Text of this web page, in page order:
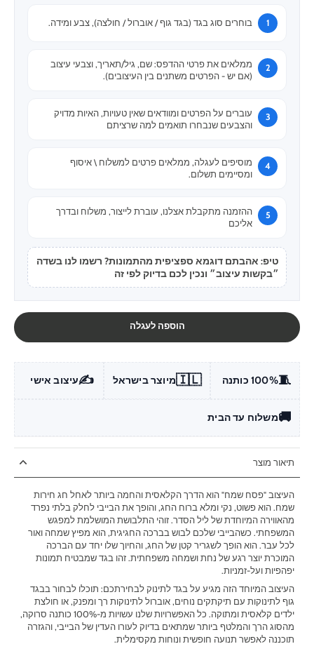
בוחרים סוג בגד (בגד גוף / אוברול / חולצה), צבע ומידה.
ממלאים את פרטי ההדפס: שם, גיל/תאריך, וצבעי עיצוב
(אם יש - הפרטים משתנים בין העיצובים).
עוברים על הפרטים ומוודאים שאין טעויות, האיות מדויק
והצבעים שנבחרו תואמים למה שרציתם
מוסיפים לעגלה, ממלאים פרטים למשלוח \ איסוף
ומסיימים תשלום.
ההזמנה מתקבלת אצלנו, עוברת לייצור, משלוח ובדרך
אליכם
טיפ: אהבתם דוגמא ספציפית מהתמונות? רשמו לנו בשדה
״בקשות עיצוב״ ונכין לכם בדיוק לפי זה
הוספה לעגלה
🧵100% כותנה 🇮🇱מיוצר בישראל ✍️עיצוב אישי
🚚משלוח עד הבית
תיאור מוצר
העיצוב "פסח שמח" הוא הדרך הקלאסית והחמה ביותר לאחל חג חירות
שמח. הוא פשוט, נקי ומלא ברוח החג, והופך את הבייבי לחלק בלתי נפרד
מהאווירה המיוחדת של ליל הסדר. זוהי התלבושת המושלמת למפגש
המשפחתי. כשהבייבי שלכם לבוש בברכה החגיגית, הוא מפיץ שמחה ואור
לכל עבר. הוא הופך לשגריר קטן של החג, והחיוך שלו יחד עם הברכה
המוכרת יוצר רגע של נחת ושמחה משפחתית. זהו בגד שמבטיח תמונות
יפהפיות ועל-זמניות.
‫העיצוב המיוחד הזה מגיע על בגד לתינוק לבחירתכם: תוכלו לבחור בבגד
גוף לתינוקות עם תיקתקים נוחים, אוברול לתינוקות רך ומפנק, או חולצת
ילדים קלאסית ומתוקה. כל האפשרויות שלנו עשויות מ-100% כותנה סרוקה,
מהסוג הרך והמלטף ביותר שמתאים בדיוק לעורו העדין של הבייבי, והגזרה
תוכננה לאפשר תנועה חופשית ונוחות מקסימלית.‬